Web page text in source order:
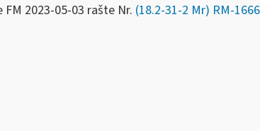
FM 2023-05-03 rašte Nr. (18.2-31-2 Mr) RM-